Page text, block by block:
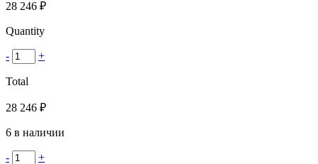
28 246 ₽
Quantity
- +
Total
28 246 ₽
6 в наличии
- +